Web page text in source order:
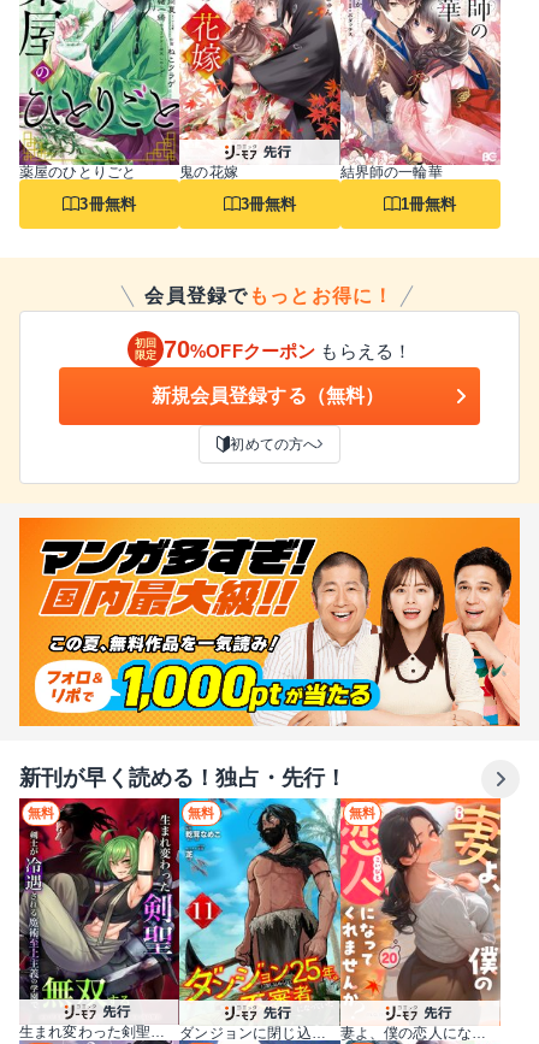
薬屋のひとりごと
3冊無料
鬼の花嫁
3冊無料
結界師の一輪華
1冊無料
会員登録で もっとお得に！
初回
限定 70%OFFクーポン もらえる！
新規会員登録する（無料）
初めての方へ
新刊が早く読める！独占・先行！
無料
生まれ変わった剣聖、剣士が冷遇される魔術至上主義の学園で無双する
無料
ダンジョンに閉じ込められて25年。救出されたときには立派な不審者になっていた【分冊版】
無料